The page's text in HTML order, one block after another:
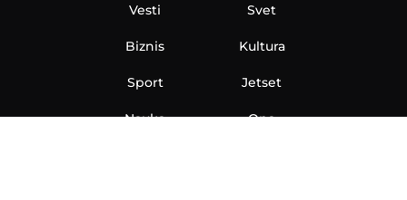
Vesti
Biznis
Sport
Nauka
Svet
Kultura
Jetset
Ona